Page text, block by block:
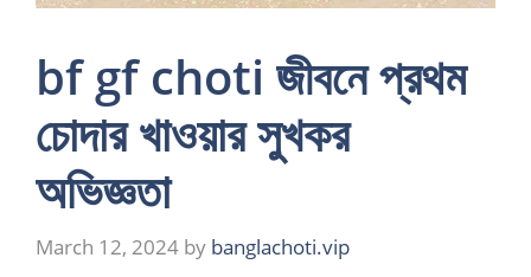
bf gf choti জীবনে প্রথম
চোদার খাওয়ার সুখকর
অভিজ্ঞতা
March 12, 2024 by banglachoti.vip